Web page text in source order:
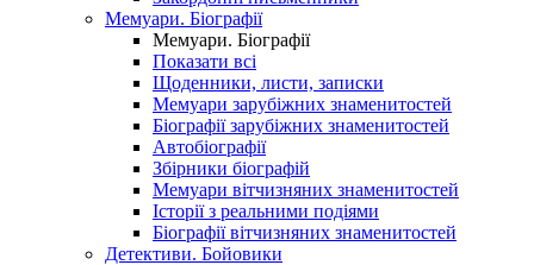
Мемуари. Біографії
Мемуари. Біографії
Показати всі
Щоденники, листи, записки
Мемуари зарубіжних знаменитостей
Біографії зарубіжних знаменитостей
Автобіографії
Збірники біографій
Мемуари вітчизняних знаменитостей
Історії з реальними подіями
Біографії вітчизняних знаменитостей
Детективи. Бойовики